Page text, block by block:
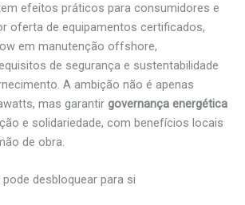
efeitos práticos para consumidores e
oferta de equipamentos certificados,
em manutenção offshore,
de segurança e sustentabilidade
A ambição não é apenas
mas garantir governança energética
e solidariedade, com benefícios locais
de obra.
desbloquear para si